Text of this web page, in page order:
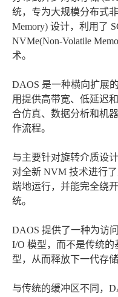
统，专为大规模分布式
Memory) 设计，利用了
NVMe(Non-Volatile
术。
DAOS 是一种横向扩展
用提供高带宽、低延迟
合仿真、数据分析和机
作流程。
与主要针对旋转介质设
对全新 NVM 技术进行
端地运行，并能完全绕
统。
DAOS 提供了一种为访
I/O 模型，而不是传统
型，从而释放下一代存
与传统的缓冲区不同，